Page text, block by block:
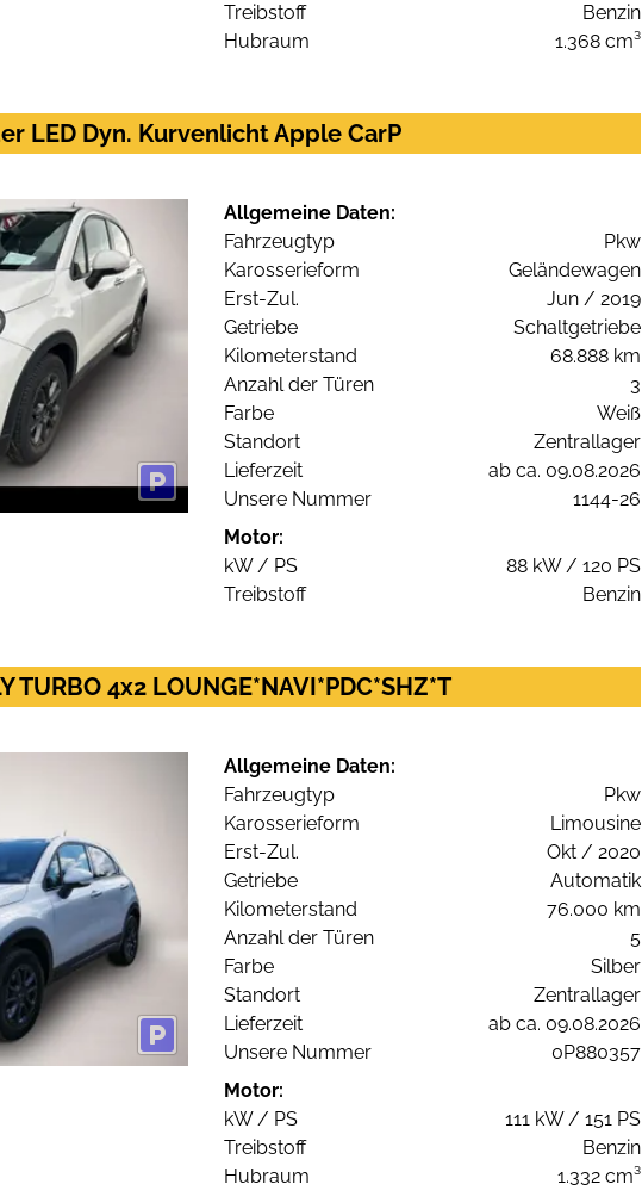
Treibstoff
Benzin
Hubraum
1.368 cm³
LED Dyn. Kurvenlicht Apple CarP
Allgemeine Daten:
Fahrzeugtyp
Pkw
Karosserieform
Geländewagen
Erst-Zul.
Jun / 2019
Getriebe
Schaltgetriebe
Kilometerstand
68.888 km
Anzahl der Türen
3
Farbe
Weiß
Standort
Zentrallager
Lieferzeit
ab ca. 09.08.2026
Unsere Nummer
1144-26
Motor:
kW / PS
88 kW / 120 PS
Treibstoff
Benzin
TURBO 4x2 LOUNGE*NAVI*PDC*SHZ*T
Allgemeine Daten:
Fahrzeugtyp
Pkw
Karosserieform
Limousine
Erst-Zul.
Okt / 2020
Getriebe
Automatik
Kilometerstand
76.000 km
Anzahl der Türen
5
Farbe
Silber
Standort
Zentrallager
Lieferzeit
ab ca. 09.08.2026
Unsere Nummer
0P880357
Motor:
kW / PS
111 kW / 151 PS
Treibstoff
Benzin
Hubraum
1.332 cm³